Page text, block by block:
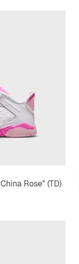
Rose" (TD)